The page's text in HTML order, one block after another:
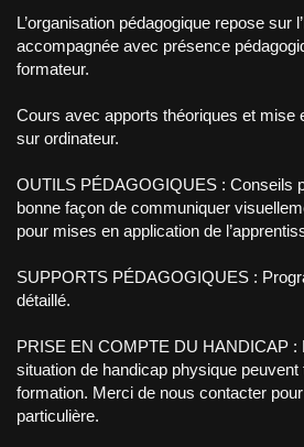
L’organisation pédagogique repose sur
accompagnée avec présence
formateur.
Cours avec apports théoriques et mise
sur ordinateur.
OUTILS PÉDAGOGIQUES : Conseils
bonne façon de communiquer
pour mises en application de
SUPPORTS PÉDAGOGIQUES :
détaillé.
PRISE EN COMPTE DU HANDICAP :
situation de handicap physique
formation. Merci de nous contacter
particulière.